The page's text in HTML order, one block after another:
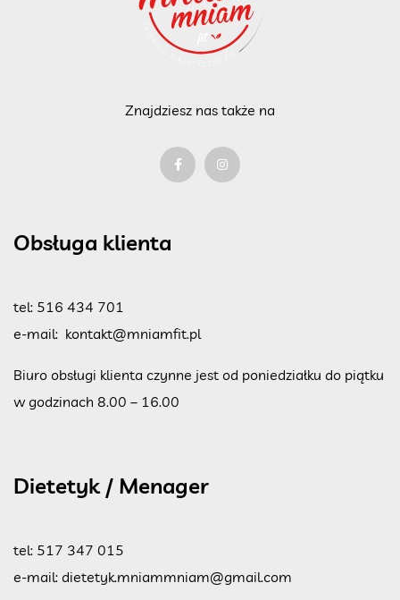
Znajdziesz nas także na
Obsługa klienta
tel: 516 434 701
e-mail: kontakt@mniamfit.pl
Biuro obsługi klienta czynne jest od poniedziałku do piątku
w godzinach 8.00 – 16.00
Dietetyk / Menager
tel: 517 347 015
e-mail: dietetyk.mniammniam@gmail.com